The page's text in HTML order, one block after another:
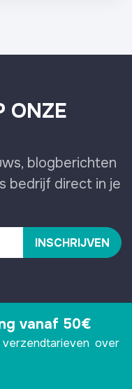
ONZE
blogberichten
bedrijf direct in je
INSCHRIJVEN
vanaf 50€
verzendtarieven over